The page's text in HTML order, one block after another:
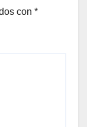
con *